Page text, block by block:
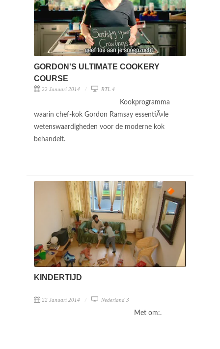
GORDON'S ULTIMATE COOKERY
COURSE
22 Januari 2014 RTL 4
Kookprogramma
waarin chef-kok Gordon Ramsay essentiÃ«le
wetenswaardigheden voor de moderne kok
behandelt.
KINDERTIJD
22 Januari 2014 Nederland 3
Met om:.